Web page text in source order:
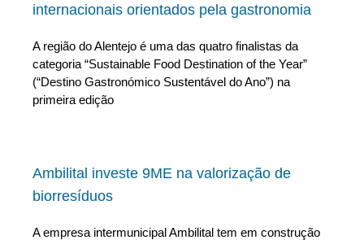
internacionais orientados pela gastronomia
A região do Alentejo é uma das quatro finalistas da
categoria “Sustainable Food Destination of the Year”
(“Destino Gastronómico Sustentável do Ano”) na
primeira edição
Ambilital investe 9ME na valorização de
biorresíduos
A empresa intermunicipal Ambilital tem em construção